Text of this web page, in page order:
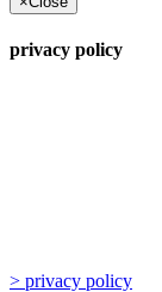
privacy policy
> privacy policy